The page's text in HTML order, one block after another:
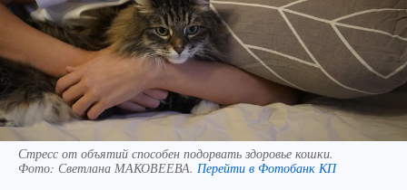
Стресс от объятий способен подорвать здоровье кошки.
Фото: Светлана МАКОВЕЕВА. Перейти в Фотобанк КП